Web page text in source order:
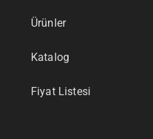
Ürünler
Katalog
Fiyat Listesi